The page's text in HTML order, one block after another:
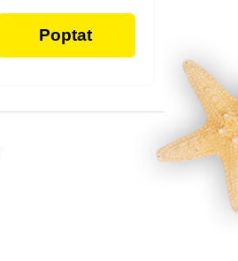
Poptat